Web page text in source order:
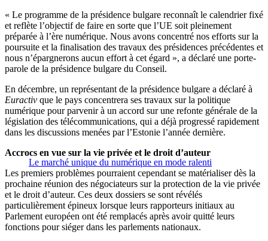
« Le programme de la présidence bulgare reconnaît le calendrier fixé
et reflète l’objectif de faire en sorte que l’UE soit pleinement
préparée à l’ère numérique. Nous avons concentré nos efforts sur la
poursuite et la finalisation des travaux des présidences précédentes et
nous n’épargnerons aucun effort à cet égard », a déclaré une porte-
parole de la présidence bulgare du Conseil.
En décembre, un représentant de la présidence bulgare a déclaré à
Euractiv que le pays concentrera ses travaux sur la politique
numérique pour parvenir à un accord sur une refonte générale de la
législation des télécommunications, qui a déjà progressé rapidement
dans les discussions menées par l’Estonie l’année dernière.
Le marché unique du numérique en mode ralenti
Accrocs en vue sur la vie privée et le droit d’auteur
Les premiers problèmes pourraient cependant se matérialiser dès la
prochaine réunion des négociateurs sur la protection de la vie privée
et le droit d’auteur. Ces deux dossiers se sont révélés
particulièrement épineux lorsque leurs rapporteurs initiaux au
Parlement européen ont été remplacés après avoir quitté leurs
fonctions pour siéger dans les parlements nationaux.